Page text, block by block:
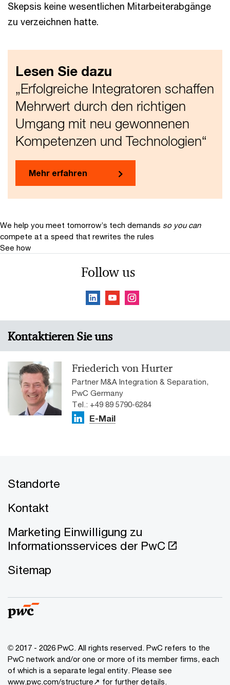
Skepsis keine wesentlichen Mitarbeiterabgänge
zu verzeichnen hatte.
Lesen Sie dazu
„Erfolgreiche Integratoren schaffen
Mehrwert durch den richtigen
Umgang mit neu gewonnenen
Kompetenzen und Technologien“
Mehr erfahren
We help you meet tomorrow’s tech demands so you can
compete at a speed that rewrites the rules
See how
Follow us
Kontaktieren Sie uns
Friederich von Hurter
Partner M&A Integration & Separation,
PwC Germany
Tel.: +49 89 5790-6284
E-Mail
Standorte
Kontakt
Marketing Einwilligung zu
Informationsservices der PwC
Sitemap
© 2017 - 2026 PwC. All rights reserved. PwC refers to the
PwC network and/or one or more of its member firms, each
of which is a separate legal entity. Please see
www.pwc.com/structure↗ for further details.